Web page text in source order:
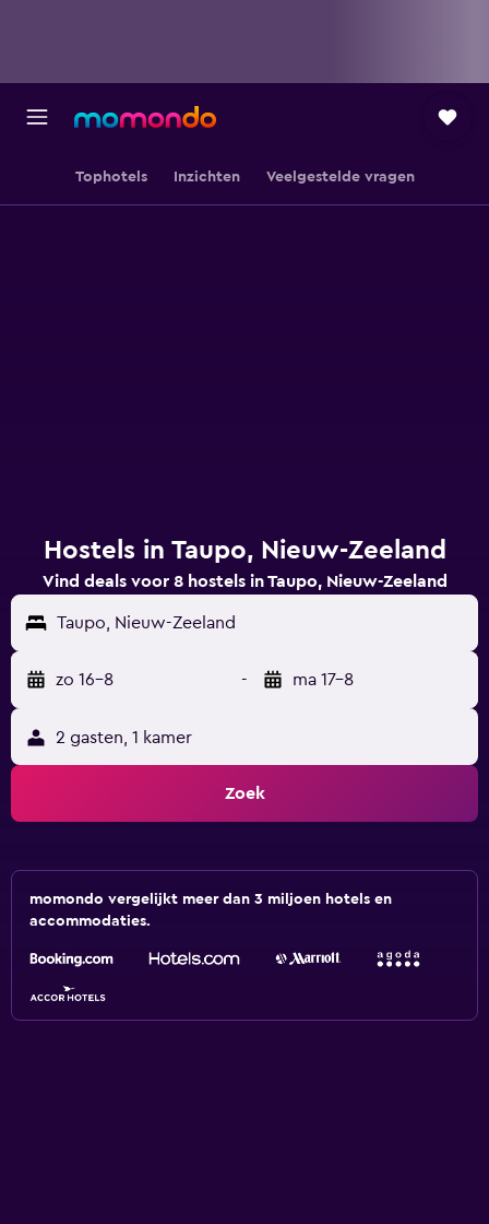
Tophotels Inzichten Veelgestelde vragen
Hostels in Taupo, Nieuw-Zeeland
Vind deals voor 8 hostels in Taupo, Nieuw-Zeeland
Taupo, Nieuw-Zeeland
zo 16-8 - ma 17-8
2 gasten, 1 kamer
Zoek
momondo vergelijkt meer dan 3 miljoen hotels en
accommodaties.